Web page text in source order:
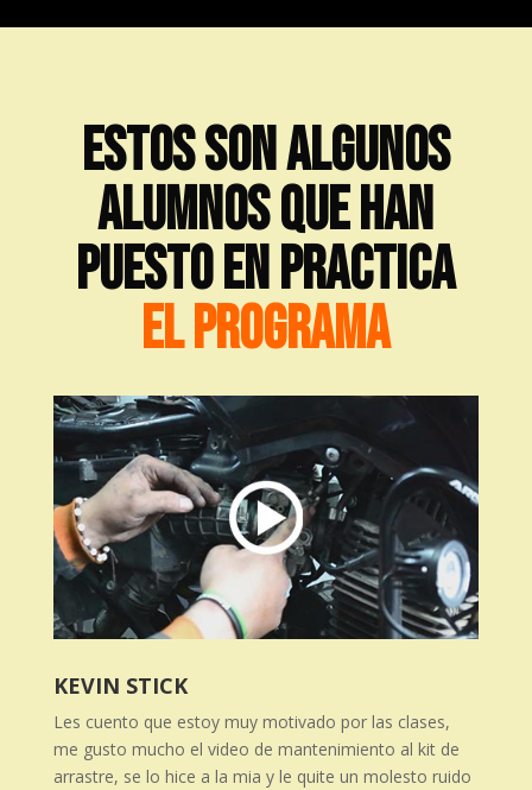
ESTOS SON ALGUNOS
ALUMNOS QUE HAN
PUESTO EN PRACTICA
EL PROGRAMA
KEVIN STICK
Les cuento que estoy muy motivado por las clases,
me gusto mucho el video de mantenimiento al kit de
arrastre, se lo hice a la mia y le quite un molesto ruido